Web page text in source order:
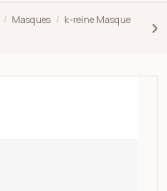
Masques
k-reine Masque